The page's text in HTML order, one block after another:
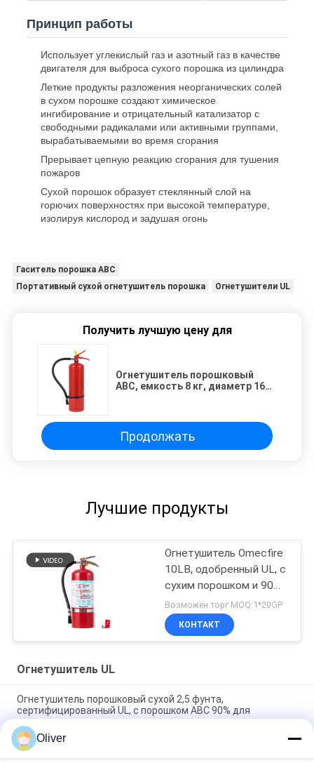
Принцип работы
Использует углекислый газ и азотный газ в качестве
двигателя для выброса сухого порошка из цилиндра
Леткие продукты разложения неорганических солей
в сухом порошке создают химическое
ингибирование и отрицательный катализатор с
свободными радикалами или активными группами,
вырабатываемыми во время сгорания
Прерывает цепную реакцию сгорания для тушения
пожаров
Сухой порошок образует стеклянный слой на
горючих поверхностях при высокой температуре,
изолируя кислород и задушая огонь
Гаситель порошка ABC
Портативный сухой огнетушитель порошка
Огнетушители UL
Получить лучшую цену для
Огнетушитель порошковый
ABC, емкость 8 кг, диаметр 163
Продолжать
Лучшие продукты
Огнетушитель Omecfire
10LB, одобренный UL, с
сухим порошком и 90%
порошком ABC
Возможен торг MOQ:1*20GP
КОНТАКТ
Огнетушитель UL
Огнетушитель порошковый сухой 2,5 фунта,
сертифицированный UL, с порошком ABC 90% для
транспортных средств
Огнетушитель порошковый 20 фунтов, одобренный UL ULC,
Oliver